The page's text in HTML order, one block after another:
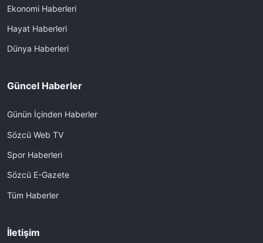
Ekonomi Haberleri
Hayat Haberleri
Dünya Haberleri
Güncel Haberler
Günün İçinden Haberler
Sözcü Web TV
Spor Haberleri
Sözcü E-Gazete
Tüm Haberler
İletişim